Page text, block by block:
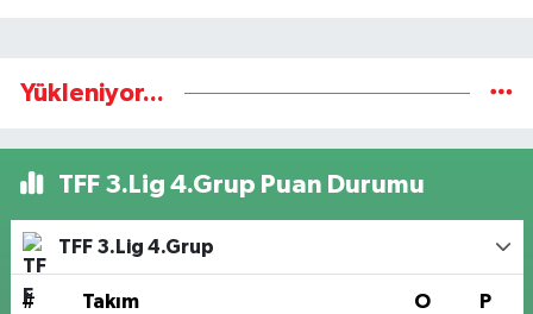
Yükleniyor...
TFF 3.Lig 4.Grup Puan Durumu
TFF 3.Lig 4.Grup
# Takım O P